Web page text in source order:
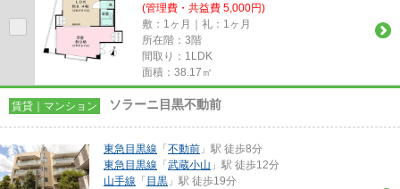
(管理費・共益費 5,000円)
敷：1ヶ月｜礼：1ヶ月
所在階：3階
間取り：1LDK
面積：38.17㎡
賃貸｜マンション ソラーニ目黒不動前
東急目黒線 「 不動前 」駅 徒歩8分
東急目黒線 「 武蔵小山 」駅 徒歩12分
山手線 「 目黒 」駅 徒歩19分